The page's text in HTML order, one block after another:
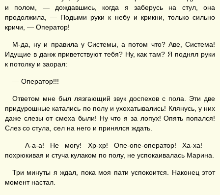
и полом, — дождавшись, когда я заберусь на стул, она
продолжила, — Подыми руки к небу и крикни, только сильно
кричи, — Оператор!
М-да, ну и правила у Системы, а потом что? Аве, Система!
Идущие в данж приветствуют тебя? Ну, как там? Я поднял руки
к потолку и заорал:
— Оператор!!!
Ответом мне был лязгающий звук доспехов с пола. Эти две
придурошные катались по полу и ухохатывались! Клянусь, у них
даже слезы от смеха были! Ну что я за лопух! Опять попался!
Слез со стула, сел на него и принялся ждать.
— А-а-а! Не могу! Хр-хр! Опе-опе-оператор! Ха-ха! —
похрюкивая и стуча кулаком по полу, не успокаивалась Марина.
Три минуты я ждал, пока моя пати успокоится. Наконец этот
момент настал.